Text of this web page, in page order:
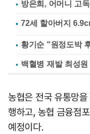
방은희, 어머니 고
황기순 "원정도박
백혈병 재발 최성
농협은 전국 유통망
행하고, 농협 금융점
예정이다.